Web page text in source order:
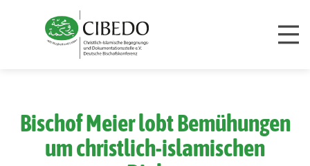
Bischof Meier lobt Bemühungen
um christlich-islamischen